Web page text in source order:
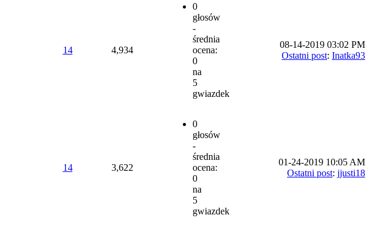
14 4,934
0
głosów
-
średnia
ocena:
0
na
5
gwiazdek
08-14-2019 03:02 PM
Ostatni post: Inatka93
14 3,622
0
głosów
-
średnia
ocena:
0
na
5
gwiazdek
01-24-2019 10:05 AM
Ostatni post: jjusti18